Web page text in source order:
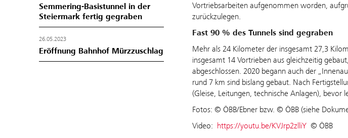
Semmering-Basistunnel in der
Steiermark fertig gegraben
26.05.2023
Eröffnung Bahnhof Mürzzuschlag
Vortriebsarbeiten aufgenommen worden,
zurückzulegen.
Fast 90 % des Tunnels sind gegraben
Mehr als 24 Kilometer der insgesamt 27,3
insgesamt 14 Vortrieben aus gleichzeitig
abgeschlossen. 2020 begann auch der
rund 7 km sind bislang gebaut. Nach
(Gleise, Leitungen, technische Anlagen), bevor
Fotos: © ÖBB/Ebner bzw. © ÖBB (siehe
Video: https://youtu.be/KVJrp2zlliY© ÖBB